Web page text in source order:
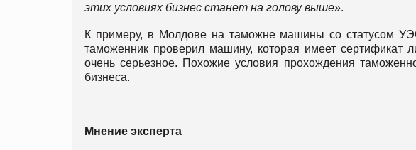
этих условиях бизнес станет на голову выше».
К примеру, в Молдове на таможне машины со статусом
таможенник проверил машину, которая имеет сертификат
очень серьезное. Похожие условия прохождения
бизнеса.
Мнение эксперта